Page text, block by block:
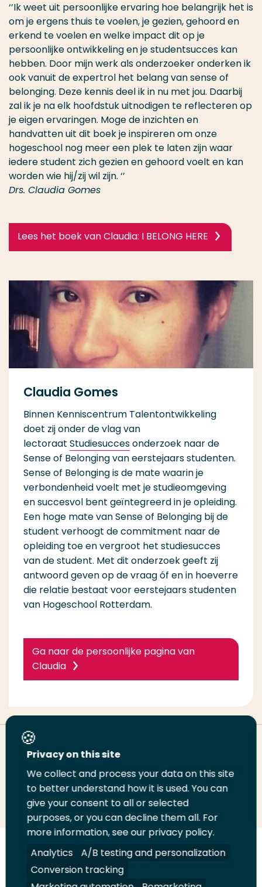
‘’Ik weet uit persoonlijke ervaring hoe belangrijk het is
om je ergens thuis te voelen, je gezien, gehoord en
erkend te voelen en welke impact dit op je
persoonlijke ontwikkeling en je studentsucces kan
hebben. Door mijn werk als onderzoeker onderken ik
ook vanuit de expertrol het belang van sense of
belonging. Deze kennis deel ik in nu met jou. Daarbij
zal ik je na elk hoofdstuk uitnodigen te reflecteren op
je eigen ervaringen. Moge de inzichten en
handvatten uit dit boek je inspireren om onze
hogeschool nog meer een plek te laten zijn waar
iedere student zich gezien en gehoord voelt en kan
worden wie hij/zij wil zijn. ‘’
Drs. Claudia Gomes
Lees het boek van Claudia: I BELONG HERE
Claudia Gomes
Binnen Kenniscentrum Talentontwikkeling
doet zij onder de vlag van
lectoraat Studiesuccesonderzoek naar de
Sense of Belonging van eerstejaars studenten.
Sense of Belonging is de mate waarin je
verbondenheid voelt met je studieomgeving
en succesvol bent geïntegreerd in je opleiding.
Een hoge mate van Sense of Belonging bij de
student verhoogt de commitment naar de
opleiding toe en vergroot het studiesucces
van de student. Met dit onderzoek geeft zij
antwoord geven op de vraag óf en in hoeverre
die relatie bestaat voor eerstejaars studenten
van Hogeschool Rotterdam.
Ga naar de persoonlijke pagina van
Claudia
Deel deze pagina
Deel
LinkedIn
Deel
op
Twitter
Deel
op
Facebook
Email
deze
pagina
Print
deze
pagina
Volg
ons
op
Volg
ons
op
Volg
ons
op
Volg
ons
op
Juridisch Security A-Z Index Contact
Privacy on this site
We collect and process your data on this site
to better understand how it is used. You can
give your consent to all or selected
purposes, or you can decline them all. For
more information, see our privacy policy.
Analytics
A/B testing and personalization
Conversion tracking